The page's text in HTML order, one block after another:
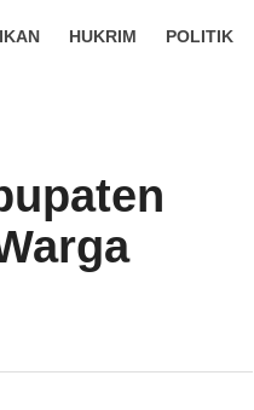
HUKRIM POLITIK